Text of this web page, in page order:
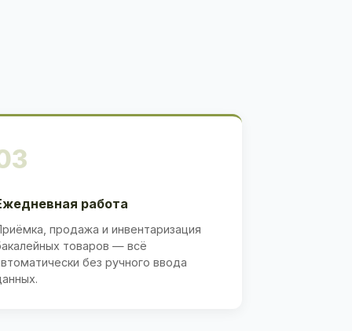
работа
продажа и инвентаризация
товаров — всё
без ручного ввода